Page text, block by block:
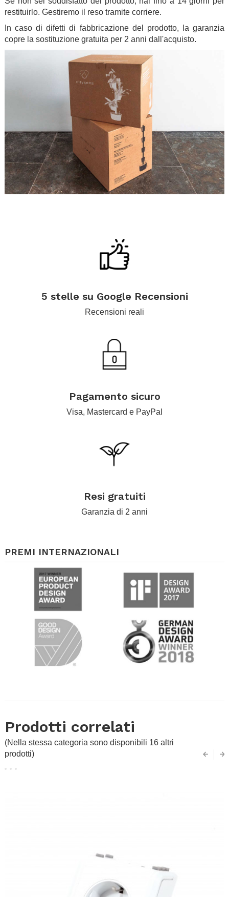
restituirlo. Gestiremo il reso tramite corriere.
In caso di difetti di fabbricazione del prodotto, la garanzia
copre la sostituzione gratuita per 2 anni dall'acquisto.
5 stelle su Google Recensioni
Recensioni reali
Pagamento sicuro
Visa, Mastercard e PayPal
Resi gratuiti
Garanzia di 2 anni
PREMI INTERNAZIONALI
Prodotti correlati
(Nella stessa categoria sono disponibili 16 altri
prodotti)